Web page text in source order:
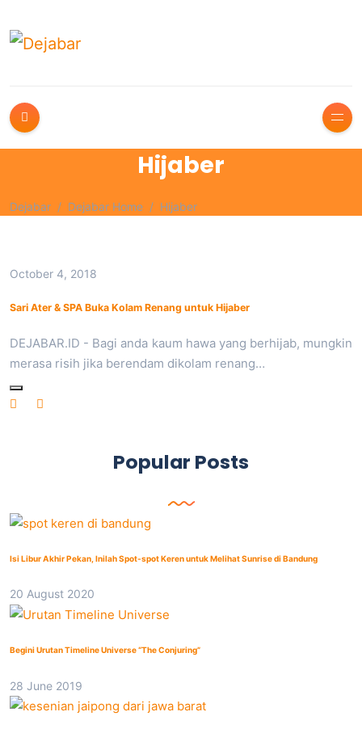
Hijaber
Dejabar Dejabar Home Hijaber
October 4, 2018
Sari Ater & SPA Buka Kolam Renang untuk Hijaber
DEJABAR.ID - Bagi anda kaum hawa yang berhijab, mungkin
merasa risih jika berendam dikolam renang…
Popular Posts
Isi Libur Akhir Pekan, Inilah Spot-spot Keren untuk Melihat Sunrise di Bandung
20 August 2020
Begini Urutan Timeline Universe “The Conjuring”
28 June 2019